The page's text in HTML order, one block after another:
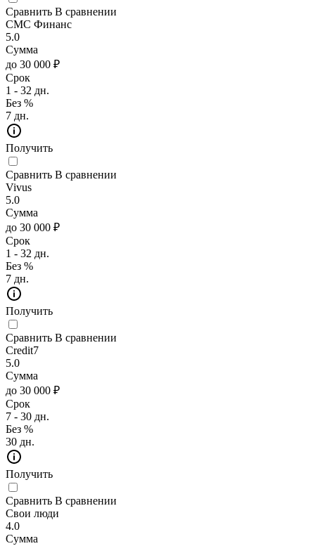
Сравнить В сравнении
СМС Финанс
5.0
Сумма
до 30 000 ₽
Срок
1 - 32 дн.
Без %
7 дн.
Получить
Сравнить В сравнении
Vivus
5.0
Сумма
до 30 000 ₽
Срок
1 - 32 дн.
Без %
7 дн.
Получить
Сравнить В сравнении
Credit7
5.0
Сумма
до 30 000 ₽
Срок
7 - 30 дн.
Без %
30 дн.
Получить
Сравнить В сравнении
Свои люди
4.0
Сумма